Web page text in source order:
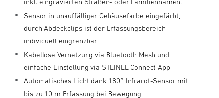
inkl. eingravierten Straßen- oder Familiennamen.
Sensor in unauffälliger Gehäusefarbe eingefärbt,
durch Abdeckclips ist der Erfassungsbereich
individuell eingrenzbar
Kabellose Vernetzung via Bluetooth Mesh und
einfache Einstellung via STEINEL Connect App
Automatisches Licht dank 180° Infrarot-Sensor mit
bis zu 10 m Erfassung bei Bewegung